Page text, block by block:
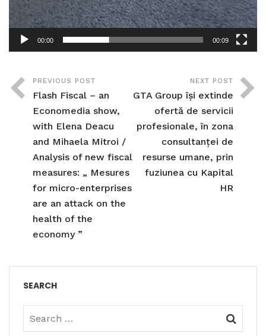
00:00 00:09
PREVIOUS POST
Flash Fiscal – an
Economedia show,
with Elena Deacu
and Mihaela Mitroi /
Analysis of new fiscal
measures: „ Mesures
for micro-enterprises
are an attack on the
health of the
economy ”
NEXT POST
GTA Group își extinde
ofertă de servicii
profesionale, în zona
consultanței de
resurse umane, prin
fuziunea cu Kapital
HR
SEARCH